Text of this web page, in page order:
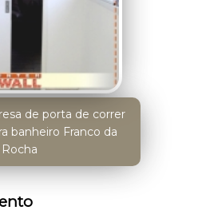
de porta de correr
banheiro Franco da
Rocha